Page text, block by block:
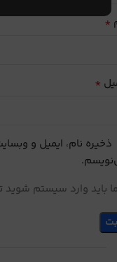
*
*
ذخیره نام، ایمیل و
باید وارد سیستم شوید